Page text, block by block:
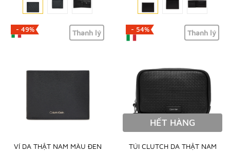
- 49% Thanh lý
VÍ DA THẬT NAM MÀU ĐEN
- 54% Thanh lý
HẾT HÀNG
TÚI CLUTCH DA THẬT NAM